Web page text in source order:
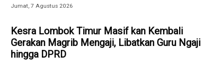
Jumat, 7 Agustus 2026
Kesra Lombok Timur Masif kan Kembali
Gerakan Magrib Mengaji, Libatkan Guru Ngaji
hingga DPRD